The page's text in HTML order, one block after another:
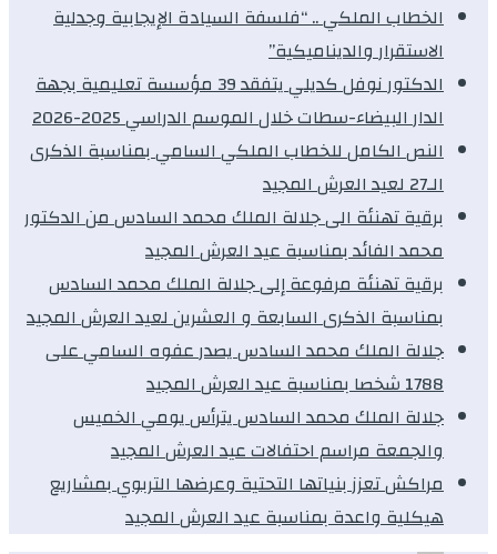
الخطاب الملكي .. “فلسفة السيادة الإيجابية وجدلية
الاستقرار والديناميكية”
الدكتور نوفل كديلي يتفقد 39 مؤسسة تعليمية بجهة
الدار البيضاء-سطات خلال الموسم الدراسي 2025-2026
النص الكامل للخطاب الملكي السامي بمناسبة الذكرى
الـ27 لعيد العرش المجيد
برقية تهنئة الى جلالة الملك محمد السادس من الدكتور
محمد الفائد بمناسبة عيد العرش المجيد
برقية تهنئة مرفوعة إلى جلالة الملك محمد السادس
بمناسبة الذكرى السابعة و العشرين لعيد العرش المجيد
جلالة الملك محمد السادس يصدر عفوه السامي على
1788 شخصا بمناسبة عيد العرش المجيد
جلالة الملك محمد السادس يترأس يومي الخميس
والجمعة مراسم احتفالات عيد العرش المجيد
مراكش تعزز بنياتها التحتية وعرضها التربوي بمشاريع
هيكلية واعدة بمناسبة عيد العرش المجيد